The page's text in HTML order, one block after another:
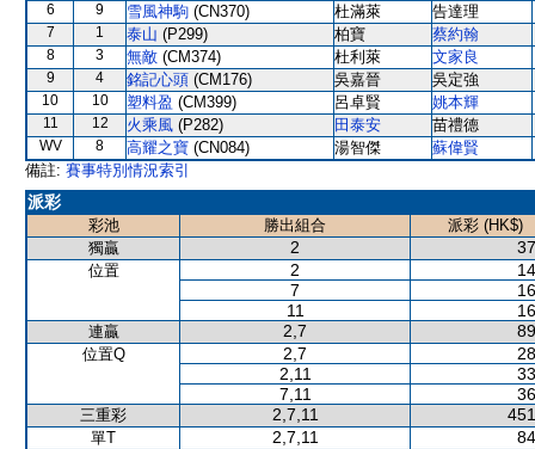
6 9 雪風神駒 (CN370) 杜滿萊 告達理
7 1 泰山 (P299) 柏寶 蔡約翰
8 3 無敵 (CM374) 杜利萊 文家良
9 4 銘記心頭 (CM176) 吳嘉晉 吳定強
10 10 塑料盈 (CM399) 呂卓賢 姚本輝
11 12 火乘風 (P282) 田泰安 苗禮德
WV 8 高耀之寶 (CN084) 湯智傑
蘇偉賢
備註: 賽事特別情況索引
派彩
彩池 勝出組合
派彩 (HK$)
獨贏
2
位置 2
7
11
連贏 2,7
位置Q 2,7
2,11
7,11
三重彩 2,7,11
單T 2,7,11